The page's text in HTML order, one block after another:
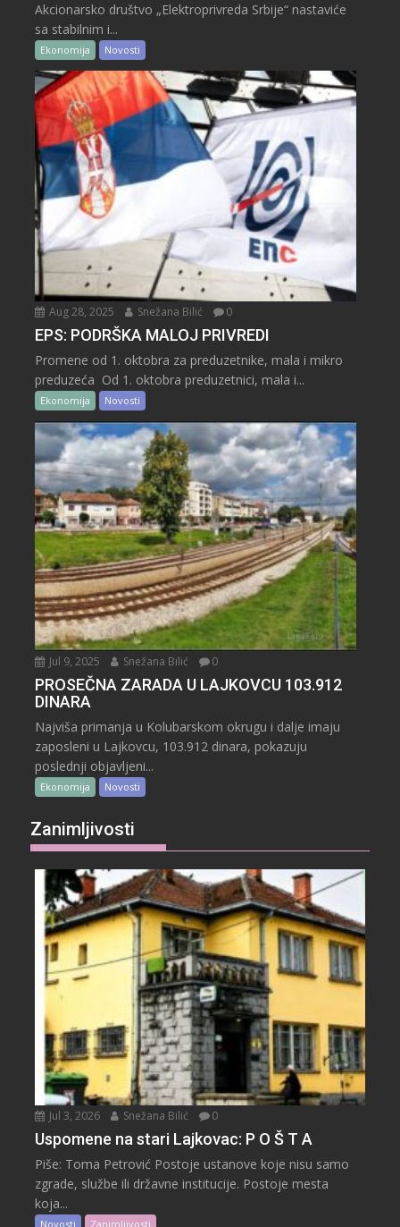
Akcionarsko društvo „Elektroprivreda Srbije“ nastaviće
sa stabilnim i...
Ekonomija Novosti
Aug 28, 2025 Snežana Bilić 0
EPS: PODRŠKA MALOJ PRIVREDI
Promene od 1. oktobra za preduzetnike, mala i mikro
preduzeća Od 1. oktobra preduzetnici, mala i...
Ekonomija Novosti
Jul 9, 2025 Snežana Bilić 0
PROSEČNA ZARADA U LAJKOVCU 103.912
DINARA
Najviša primanja u Kolubarskom okrugu i dalje imaju
zaposleni u Lajkovcu, 103.912 dinara, pokazuju
poslednji objavljeni...
Ekonomija Novosti
Zanimljivosti
Jul 3, 2026 Snežana Bilić 0
Uspomene na stari Lajkovac: P O Š T A
Piše: Toma Petrović Postoje ustanove koje nisu samo
zgrade, službe ili državne institucije. Postoje mesta
koja...
Novosti Zanimljivosti